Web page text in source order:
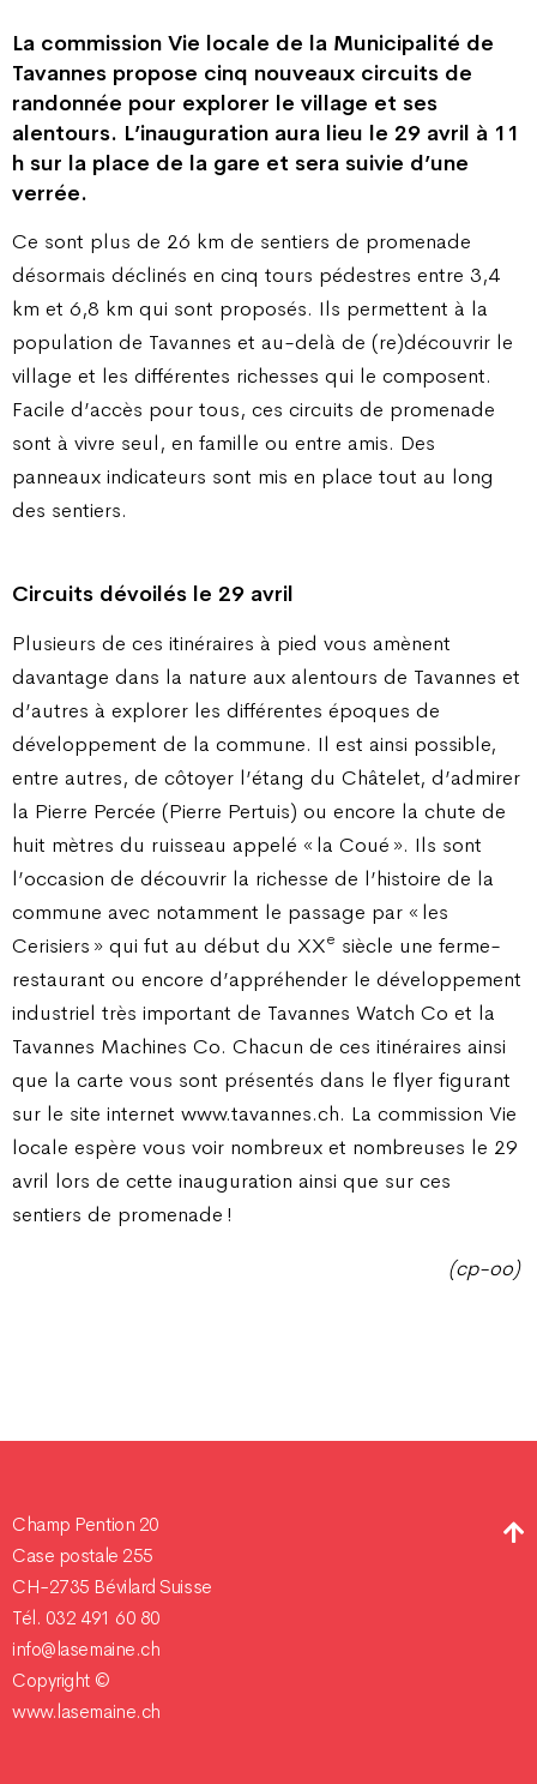
La commission Vie locale de la Municipalité de
Tavannes propose cinq nouveaux circuits de
randonnée pour explorer le village et ses
alentours. L’inauguration aura lieu le 29 avril à 11
h sur la place de la gare et sera suivie d’une
verrée.
Ce sont plus de 26 km de sentiers de promenade
désormais déclinés en cinq tours pédestres entre 3,4
km et 6,8 km qui sont proposés. Ils permettent à la
population de Tavannes et au-delà de (re)découvrir le
village et les différentes richesses qui le composent.
Facile d’accès pour tous, ces circuits de promenade
sont à vivre seul, en famille ou entre amis. Des
panneaux indicateurs sont mis en place tout au long
des sentiers.
Circuits dévoilés le 29 avril
Plusieurs de ces itinéraires à pied vous amènent
davantage dans la nature aux alentours de Tavannes et
d’autres à explorer les différentes époques de
développement de la commune. Il est ainsi possible,
entre autres, de côtoyer l’étang du Châtelet, d’admirer
la Pierre Percée (Pierre Pertuis) ou encore la chute de
huit mètres du ruisseau appelé « la Coué ». Ils sont
l’occasion de découvrir la richesse de l’histoire de la
commune avec notamment le passage par « les
Cerisiers » qui fut au début du XXe siècle une ferme-
restaurant ou encore d’appréhender le développement
industriel très important de Tavannes Watch Co et la
Tavannes Machines Co. Chacun de ces itinéraires ainsi
que la carte vous sont présentés dans le flyer figurant
sur le site internet www.tavannes.ch. La commission Vie
locale espère vous voir nombreux et nombreuses le 29
avril lors de cette inauguration ainsi que sur ces
sentiers de promenade !
(cp-oo)
Champ Pention 20
Case postale 255
CH-2735 Bévilard Suisse
Tél. 032 491 60 80
info@lasemaine.ch
Copyright ©
www.lasemaine.ch